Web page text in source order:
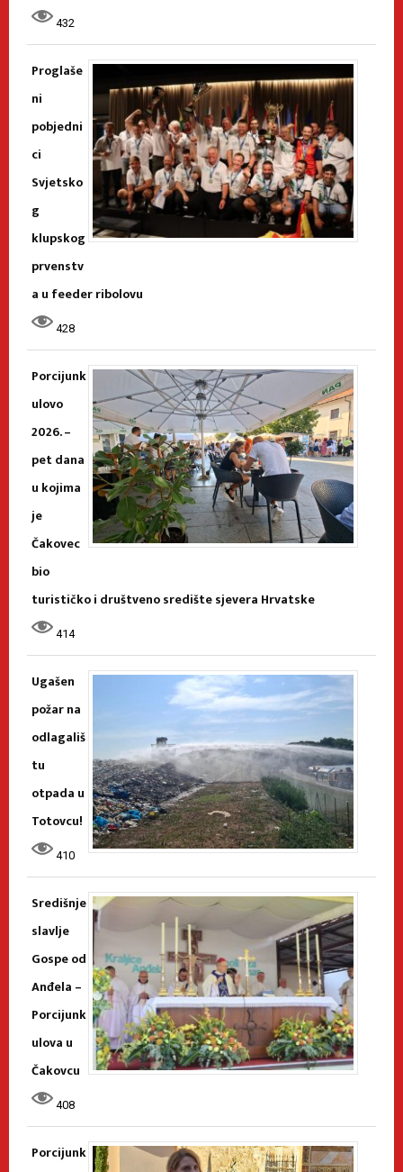
432
Proglaše
ni
pobjedni
ci
Svjetsko
g
klupskog
prvenstv
a u feeder ribolovu
428
Porcijunk
ulovo
2026. –
pet dana
u kojima
je
Čakovec
bio
turističko i društveno središte sjevera Hrvatske
414
Ugašen
požar na
odlagališ
tu
otpada u
Totovcu!
410
Središnje
slavlje
Gospe od
Anđela –
Porcijunk
ulova u
Čakovcu
408
Porcijunk